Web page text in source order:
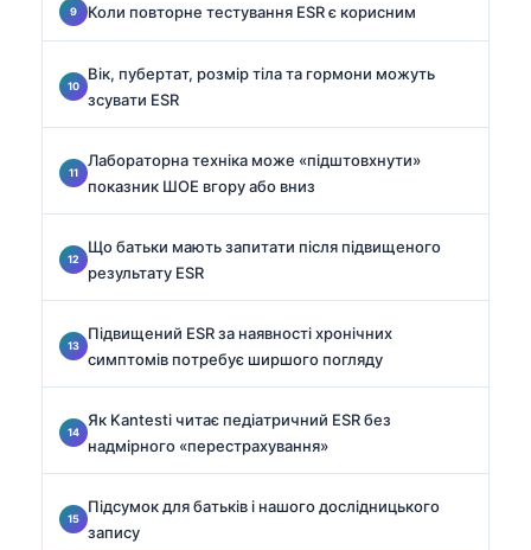
Коли повторне тестування ESR є корисним
Вік, пубертат, розмір тіла та гормони можуть
зсувати ESR
Лабораторна техніка може «підштовхнути»
показник ШОЕ вгору або вниз
Що батьки мають запитати після підвищеного
результату ESR
Підвищений ESR за наявності хронічних
симптомів потребує ширшого погляду
Як Kantesti читає педіатричний ESR без
надмірного «перестрахування»
Підсумок для батьків і нашого дослідницького
запису